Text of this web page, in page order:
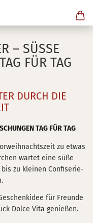
– SÜSSE Ü
FÜR TAG
DURCH DIE
TAG FÜR TAG
zu etwas
wartet eine süße
zu kleinen Confiserie-
für Freunde
Dolce Vita genießen.